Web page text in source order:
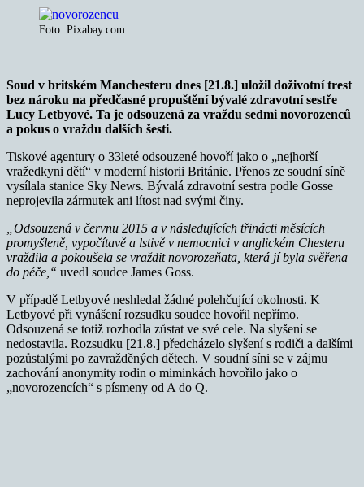
Foto: Pixabay.com
Soud v britském Manchesteru dnes [21.8.] uložil doživotní trest
bez nároku na předčasné propuštění bývalé zdravotní sestře
Lucy Letbyové. Ta je odsouzená za vraždu sedmi novorozenců
a pokus o vraždu dalších šesti.
Tiskové agentury o 33leté odsouzené hovoří jako o „nejhorší
vražedkyni dětí“ v moderní historii Británie. Přenos ze soudní síně
vysílala stanice Sky News. Bývalá zdravotní sestra podle Gosse
neprojevila zármutek ani lítost nad svými činy.
„Odsouzená v červnu 2015 a v následujících třinácti měsících
promyšleně, vypočítavě a lstivě v nemocnici v anglickém Chesteru
vraždila a pokoušela se vraždit novorozeňata, která jí byla svěřena
do péče,“ uvedl soudce James Goss.
V případě Letbyové neshledal žádné polehčující okolnosti. K
Letbyové při vynášení rozsudku soudce hovořil nepřímo.
Odsouzená se totiž rozhodla zůstat ve své cele. Na slyšení se
nedostavila. Rozsudku [21.8.] předcházelo slyšení s rodiči a dalšími
pozůstalými po zavražděných dětech. V soudní síni se v zájmu
zachování anonymity rodin o miminkách hovořilo jako o
„novorozencích“ s písmeny od A do Q.